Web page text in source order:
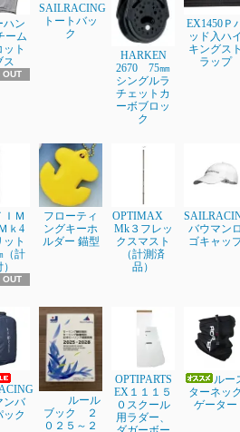
ハン
ーム
ット
ス
OUT
SAILRACING
トートバッ
ク
HARKEN
2670 75㎜
シングルラ
チェットカ
ーボブロッ
ク
EX1450Ｐ
ッド入ハイ
キングスト
ラップ
ＩＭ
ｋ4
ット
（計
OUT
フローティ
ングキーホ
ルダー 錨型
OPTIMAX
Mk３フレッ
クスマスト
（計測済
品）
バウマンロ
ゴキャッ
ンバ
ック
ルール
ブック ２
０２５～２
OPTIPARTS
EX１１１５
０スクール
用ラダー、
ルー
ターネック
ゲーター